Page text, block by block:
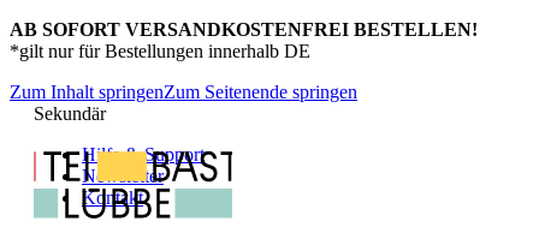
AB SOFORT VERSANDKOSTENFREI BESTELLEN!
*gilt nur für Bestellungen innerhalb DE
Zum Inhalt springenZum Seitenende springen
Sekundär
Hilfe & Support
Newsletter
Kontakt